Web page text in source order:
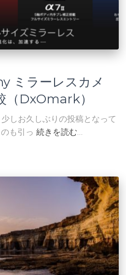
ミラーレスカメ
DxOmark）
しお久しぶりの投稿となって
も引っ 続きを読む…